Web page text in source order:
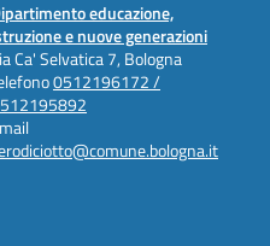
educazione,
e nuove generazioni
Ca' Selvatica 7, Bologna
0512196172 /